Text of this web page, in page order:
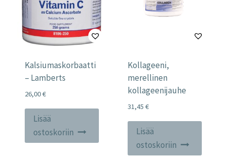
Kalsiumaskorbaatti
– Lamberts
26,00€
Lisää
ostoskoriin
Kollageeni,
merellinen
kollageenijauhe
31,45 €
Lisää
ostoskoriin